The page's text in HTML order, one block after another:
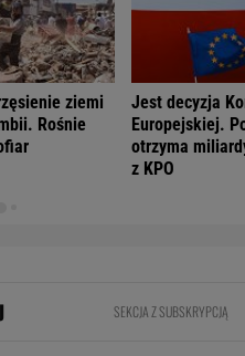
ziemi
Rośnie
Jest decyzja
Europejskiej.
otrzyma
z KPO
SEKCJA Z SUBSKRYPCJĄ